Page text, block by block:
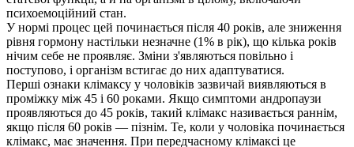
психоемоційний стан.
У нормі процес цей починається після 40 років, але зниження
рівня гормону настільки незначне (1% в рік), що кілька років
нічим себе не проявляє. Зміни з'являються повільно і
поступово, і організм встигає до них адаптуватися.
Перші ознаки клімаксу у чоловіків зазвичай виявляються в
проміжку між 45 і 60 роками. Якщо симптоми андропаузи
проявляються до 45 років, такий клімакс називається раннім,
якщо після 60 років — пізнім. Те, коли у чоловіка починається
клімакс, має значення. При передчасному клімаксі це